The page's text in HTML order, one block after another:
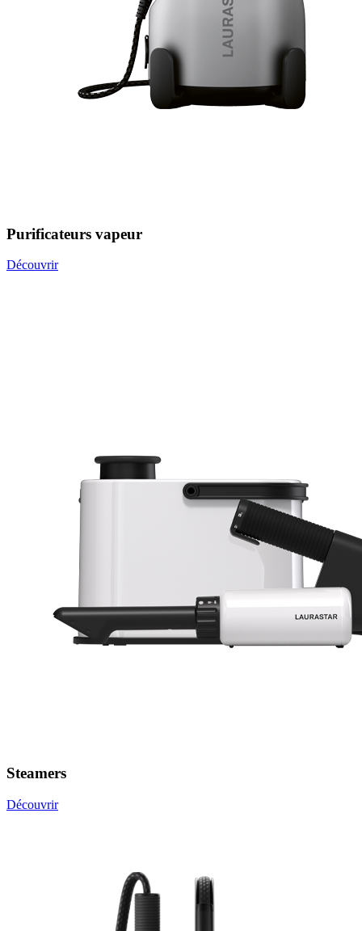
Purificateurs vapeur
Découvrir
Steamers
Découvrir